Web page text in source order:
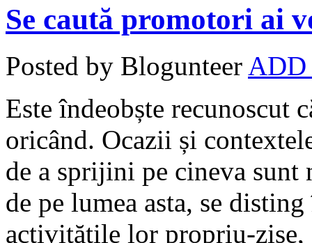
Se caută promotori ai
Posted by Blogunteer ADD
Este îndeobște recunoscut
oricând. Ocazii și
de a sprijini pe cineva
de pe lumea asta, se
activitățile lor propriu-